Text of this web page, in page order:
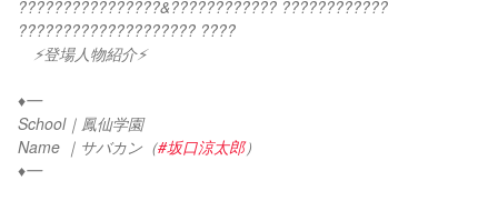
????????????????&???????????? ????????????
???????????????????? ????
⚡登場人物紹介⚡
♦︎━
School｜鳳仙学園
Name ｜サバカン（#坂口涼太郎）
♦︎━